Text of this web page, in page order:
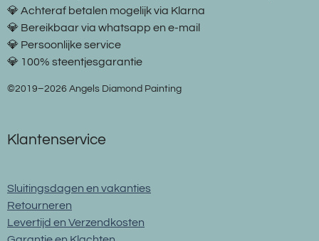
💎 Achteraf betalen mogelijk via Klarna
💎 Bereikbaar via whatsapp en e-mail
💎 Persoonlijke service
💎 100% steentjesgarantie
©2019–2026 Angels Diamond Painting
Klantenservice
Sluitingsdagen en vakanties
Retourneren
Levertijd en Verzendkosten